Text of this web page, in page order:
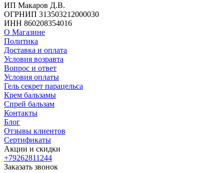
ИП Макаров Д.В.
ОГРНИП 313503212000030
ИНН 860208354016
О Магазине
Политика
Доставка и оплата
Условия возравта
Вопрос и ответ
Условия оплаты
Гель секрет парацельса
Крем бальзамы
Спрей бальзам
Контакты
Блог
Отзывы клиентов
Сертификаты
Акции и скидки
+79262811244
Заказать звонок